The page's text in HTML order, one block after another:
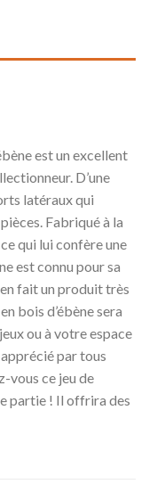
est un excellent
D’une
latéraux qui
Fabriqué à la
qui lui confère une
est connu pour sa
fait un produit très
bois d’ébène sera
ou à votre espace
par tous
vous ce jeu de
partie ! Il offrira des